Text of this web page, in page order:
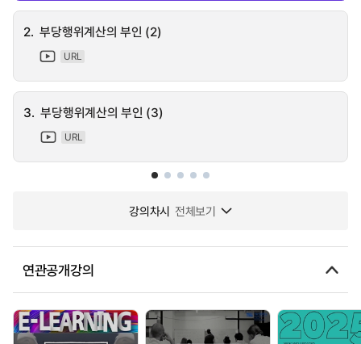
2. 부당행위계산의 부인 (2)
URL
3. 부당행위계산의 부인 (3)
URL
강의차시 전체보기
연관공개강의